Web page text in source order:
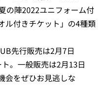
の陣2022ユニフォーム付
ル付きチケット」の4種類
先行販売は2月7日
。一般販売は2月13日
会をぜひお見逃しな